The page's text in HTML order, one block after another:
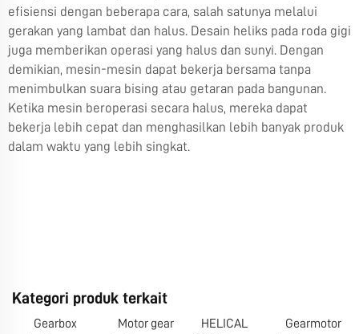
efisiensi dengan beberapa cara, salah satunya melalui
gerakan yang lambat dan halus. Desain heliks pada roda gigi
juga memberikan operasi yang halus dan sunyi. Dengan
demikian, mesin-mesin dapat bekerja bersama tanpa
menimbulkan suara bising atau getaran pada bangunan.
Ketika mesin beroperasi secara halus, mereka dapat
bekerja lebih cepat dan menghasilkan lebih banyak produk
dalam waktu yang lebih singkat.
Kategori produk terkait
Gearbox
Motor gear
HELICAL
Gearmotor